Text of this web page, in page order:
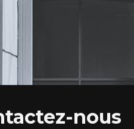
nous